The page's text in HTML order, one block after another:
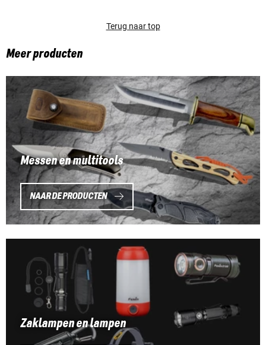
Terug naar top
Meer producten
Messen en multitools
NAAR DE PRODUCTEN
Zaklampen en lampen